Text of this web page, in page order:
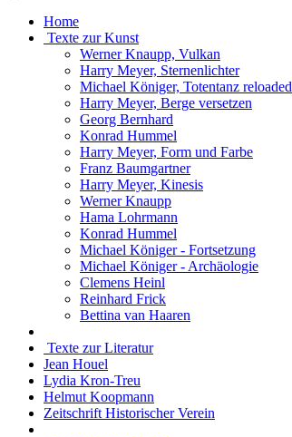
Home
Texte zur Kunst
Werner Knaupp, Vulkan
Harry Meyer, Sternenlichter
Michael Königer, Totentanz reloaded
Harry Meyer, Berge versetzen
Georg Bernhard
Konrad Hummel
Harry Meyer, Form und Farbe
Franz Baumgartner
Harry Meyer, Kinesis
Werner Knaupp
Hama Lohrmann
Konrad Hummel
Michael Königer - Fortsetzung
Michael Königer - Archäologie
Clemens Heinl
Reinhard Frick
Bettina van Haaren
Texte zur Literatur
Jean Houel
Lydia Kron-Treu
Helmut Koopmann
Zeitschrift Historischer Verein